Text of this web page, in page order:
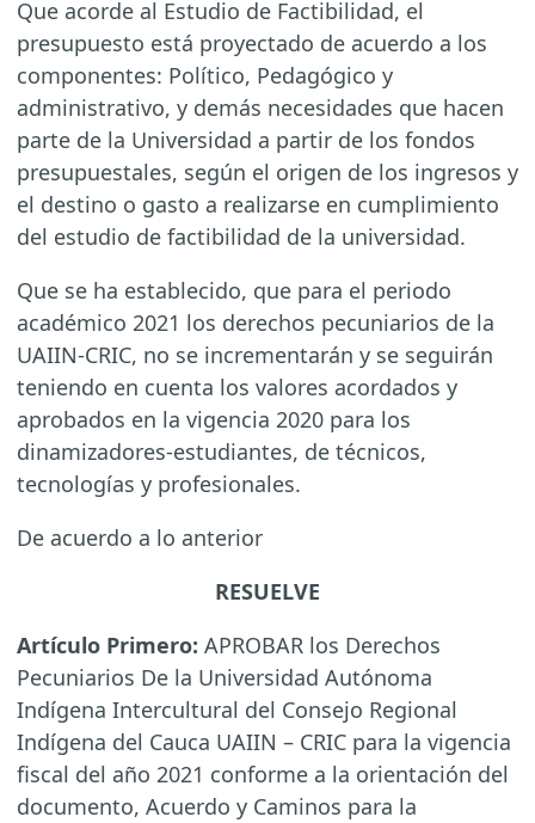
Que acorde al Estudio de Factibilidad, el
presupuesto está proyectado de acuerdo a los
componentes: Político, Pedagógico y
administrativo, y demás necesidades que hacen
parte de la Universidad a partir de los fondos
presupuestales, según el origen de los ingresos y
el destino o gasto a realizarse en cumplimiento
del estudio de factibilidad de la universidad.
Que se ha establecido, que para el periodo
académico 2021 los derechos pecuniarios de la
UAIIN-CRIC, no se incrementarán y se seguirán
teniendo en cuenta los valores acordados y
aprobados en la vigencia 2020 para los
dinamizadores-estudiantes, de técnicos,
tecnologías y profesionales.
De acuerdo a lo anterior
RESUELVE
Artículo Primero: APROBAR los Derechos
Pecuniarios De la Universidad Autónoma
Indígena Intercultural del Consejo Regional
Indígena del Cauca UAIIN – CRIC para la vigencia
fiscal del año 2021 conforme a la orientación del
documento, Acuerdo y Caminos para la